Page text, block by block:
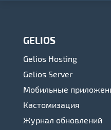
GELIOS
Gelios Hosting
Gelios Server
Мобильные
Кастомизация
Журнал обновлений